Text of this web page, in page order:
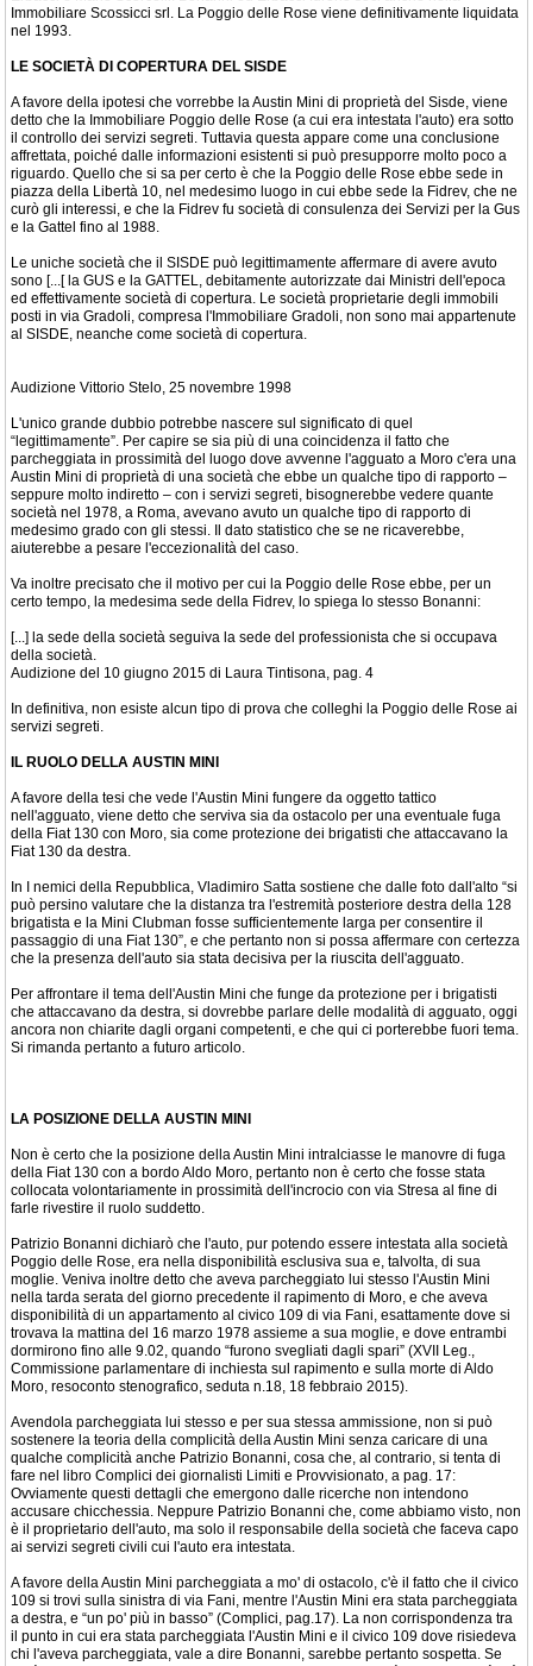
Immobiliare Scossicci srl. La Poggio delle Rose viene definitivamente liquidata
nel 1993.
LE SOCIETÀ DI COPERTURA DEL SISDE
A favore della ipotesi che vorrebbe la Austin Mini di proprietà del Sisde, viene
detto che la Immobiliare Poggio delle Rose (a cui era intestata l'auto) era sotto
il controllo dei servizi segreti. Tuttavia questa appare come una conclusione
affrettata, poiché dalle informazioni esistenti si può presupporre molto poco a
riguardo. Quello che si sa per certo è che la Poggio delle Rose ebbe sede in
piazza della Libertà 10, nel medesimo luogo in cui ebbe sede la Fidrev, che ne
curò gli interessi, e che la Fidrev fu società di consulenza dei Servizi per la Gus
e la Gattel fino al 1988.
Le uniche società che il SISDE può legittimamente affermare di avere avuto
sono [...[ la GUS e la GATTEL, debitamente autorizzate dai Ministri dell'epoca
ed effettivamente società di copertura. Le società proprietarie degli immobili
posti in via Gradoli, compresa l'Immobiliare Gradoli, non sono mai appartenute
al SISDE, neanche come società di copertura.
Audizione Vittorio Stelo, 25 novembre 1998
L'unico grande dubbio potrebbe nascere sul significato di quel
“legittimamente”. Per capire se sia più di una coincidenza il fatto che
parcheggiata in prossimità del luogo dove avvenne l'agguato a Moro c'era una
Austin Mini di proprietà di una società che ebbe un qualche tipo di rapporto –
seppure molto indiretto – con i servizi segreti, bisognerebbe vedere quante
società nel 1978, a Roma, avevano avuto un qualche tipo di rapporto di
medesimo grado con gli stessi. Il dato statistico che se ne ricaverebbe,
aiuterebbe a pesare l'eccezionalità del caso.
Va inoltre precisato che il motivo per cui la Poggio delle Rose ebbe, per un
certo tempo, la medesima sede della Fidrev, lo spiega lo stesso Bonanni:
[...] la sede della società seguiva la sede del professionista che si occupava
della società.
Audizione del 10 giugno 2015 di Laura Tintisona, pag. 4
In definitiva, non esiste alcun tipo di prova che colleghi la Poggio delle Rose ai
servizi segreti.
IL RUOLO DELLA AUSTIN MINI
A favore della tesi che vede l'Austin Mini fungere da oggetto tattico
nell'agguato, viene detto che serviva sia da ostacolo per una eventuale fuga
della Fiat 130 con Moro, sia come protezione dei brigatisti che attaccavano la
Fiat 130 da destra.
In I nemici della Repubblica, Vladimiro Satta sostiene che dalle foto dall'alto “si
può persino valutare che la distanza tra l'estremità posteriore destra della 128
brigatista e la Mini Clubman fosse sufficientemente larga per consentire il
passaggio di una Fiat 130”, e che pertanto non si possa affermare con certezza
che la presenza dell'auto sia stata decisiva per la riuscita dell'agguato.
Per affrontare il tema dell'Austin Mini che funge da protezione per i brigatisti
che attaccavano da destra, si dovrebbe parlare delle modalità di agguato, oggi
ancora non chiarite dagli organi competenti, e che qui ci porterebbe fuori tema.
Si rimanda pertanto a futuro articolo.
LA POSIZIONE DELLA AUSTIN MINI
Non è certo che la posizione della Austin Mini intralciasse le manovre di fuga
della Fiat 130 con a bordo Aldo Moro, pertanto non è certo che fosse stata
collocata volontariamente in prossimità dell'incrocio con via Stresa al fine di
farle rivestire il ruolo suddetto.
Patrizio Bonanni dichiarò che l'auto, pur potendo essere intestata alla società
Poggio delle Rose, era nella disponibilità esclusiva sua e, talvolta, di sua
moglie. Veniva inoltre detto che aveva parcheggiato lui stesso l'Austin Mini
nella tarda serata del giorno precedente il rapimento di Moro, e che aveva
disponibilità di un appartamento al civico 109 di via Fani, esattamente dove si
trovava la mattina del 16 marzo 1978 assieme a sua moglie, e dove entrambi
dormirono fino alle 9.02, quando “furono svegliati dagli spari” (XVII Leg.,
Commissione parlamentare di inchiesta sul rapimento e sulla morte di Aldo
Moro, resoconto stenografico, seduta n.18, 18 febbraio 2015).
Avendola parcheggiata lui stesso e per sua stessa ammissione, non si può
sostenere la teoria della complicità della Austin Mini senza caricare di una
qualche complicità anche Patrizio Bonanni, cosa che, al contrario, si tenta di
fare nel libro Complici dei giornalisti Limiti e Provvisionato, a pag. 17:
Ovviamente questi dettagli che emergono dalle ricerche non intendono
accusare chicchessia. Neppure Patrizio Bonanni che, come abbiamo visto, non
è il proprietario dell'auto, ma solo il responsabile della società che faceva capo
ai servizi segreti civili cui l'auto era intestata.
A favore della Austin Mini parcheggiata a mo' di ostacolo, c'è il fatto che il civico
109 si trovi sulla sinistra di via Fani, mentre l'Austin Mini era stata parcheggiata
a destra, e “un po' più in basso” (Complici, pag.17). La non corrispondenza tra
il punto in cui era stata parcheggiata l'Austin Mini e il civico 109 dove risiedeva
chi l'aveva parcheggiata, vale a dire Bonanni, sarebbe pertanto sospetta. Se